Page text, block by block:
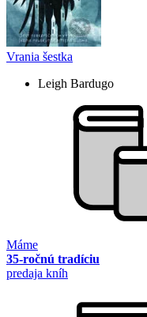
Vrania šestka
Leigh Bardugo
Máme
35-ročnú tradíciu
predaja kníh